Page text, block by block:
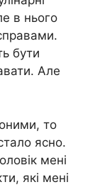
в нього
бути
Але
то
ясно.
мені
які мені